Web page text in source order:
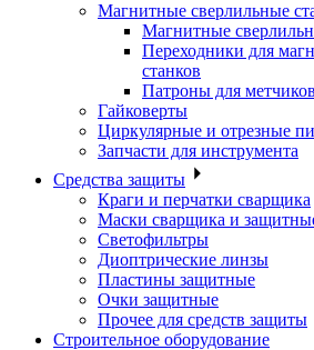
Магнитные сверлильные
Магнитные
Переходники для
станков
Патроны для
Гайковерты
Циркулярные и отрезные
Запчасти для инструмента
Средства защиты
Краги и перчатки сварщика
Маски сварщика и
Светофильтры
Диоптрические линзы
Пластины защитные
Очки защитные
Прочее для средств защиты
Строительное оборудование